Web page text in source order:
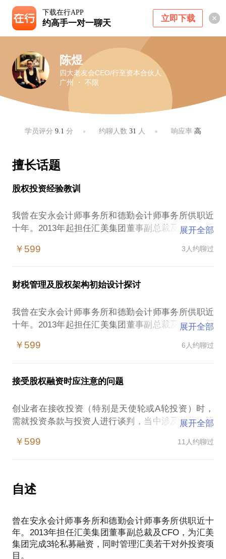
下载在行APP
约高手一对一聊天 立即下载
陈煜
四大老友会CEO/行至资本合伙人
广州 ・ 不限
学员评分9.1 分 约聊人数 31 人 响应率 高
擅长话题
股权投资经验教训
我曾在安永会计师事务所和德勤会计师事务所供职近
十年。2013年起担任汇美集团董事副总裁及CFO，同
项目的早期投资人。我将探讨多年股权投资的经验教
始团队判断的思考；关于投资人在项目中所起作用的
展开全部
￥599 3人约聊过
财税管理及股权架构初始设计探讨
我曾在安永会计师事务所和德勤会计师事务所供职近
十年。2013年起担任汇美集团董事副总裁及CFO，同
项目的早期投资人。我将探讨创业者在招聘财务管理
展开全部
￥599 6人约聊过
接受股权融资时应注意的问题
创业者在接收投资（特别是天使轮或A轮投资）时，
需就投资条款与投资人进行谈判，当中涉及估值、控
问题。
在什么阶段引入股权融资合适？
股权融资谈判涉及到的一些关键条款如估值、优先条
展开全部
￥599 11人约聊过
自述
曾在安永会计师事务所和德勤会计师事务所供职近十
年。2013年担任汇美集团董事副总裁及CFO，为汇美
集团完成3轮私募融资，同时管理汇美若干对外投资项
目。